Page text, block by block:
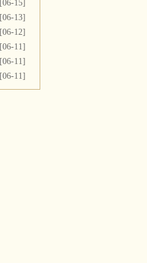
[06-15]
[06-13]
[06-12]
[06-11]
[06-11]
[06-11]